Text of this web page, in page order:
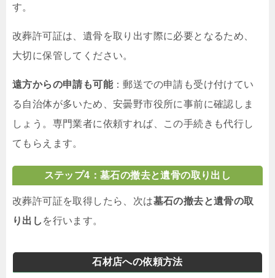
す。
改葬許可証は、遺骨を取り出す際に必要となるため、
大切に保管してください。
遠方からの申請も可能：郵送での申請も受け付けてい
る自治体が多いため、安曇野市役所に事前に確認しま
しょう。専門業者に依頼すれば、この手続きも代行し
てもらえます。
ステップ4：墓石の撤去と遺骨の取り出し
改葬許可証を取得したら、次は墓石の撤去と遺骨の取
り出し を行います。
石材店への依頼方法